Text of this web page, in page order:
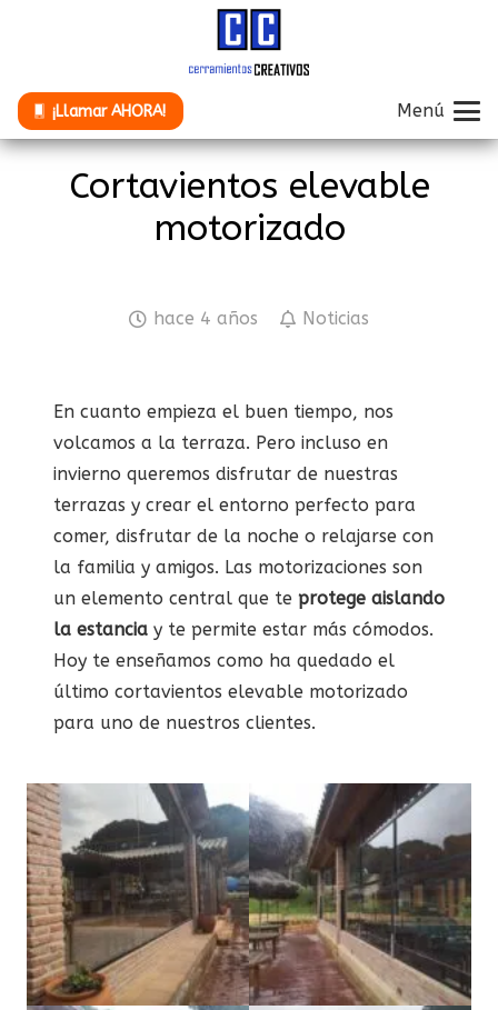
¡Llamar AHORA! Menú
Cortavientos elevable
motorizado
hace 4 años Noticias
En cuanto empieza el buen tiempo, nos
volcamos a la terraza. Pero incluso en
invierno queremos disfrutar de nuestras
terrazas y crear el entorno perfecto para
comer, disfrutar de la noche o relajarse con
la familia y amigos. Las motorizaciones son
un elemento central que te protege aislando
la estancia y te permite estar más cómodos.
Hoy te enseñamos como ha quedado el
último cortavientos elevable motorizado
para uno de nuestros clientes.